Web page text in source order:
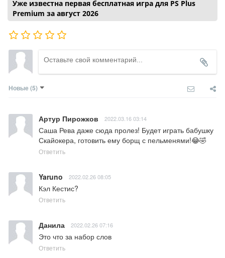
Уже известна первая бесплатная игра для PS Plus
Premium за август 2026
Новые (5)
Артур Пирожков 2022.03.16 03:14
Саша Рева даже сюда пролез! Будет играть бабушку
Скайокера, готовить ему борщ с пельменями!😂🤣
Ответить
Yaruno 2022.02.26 08:05
Кэл Кестис?
Ответить
Данила 2022.02.26 07:16
Это что за набор слов
Ответить